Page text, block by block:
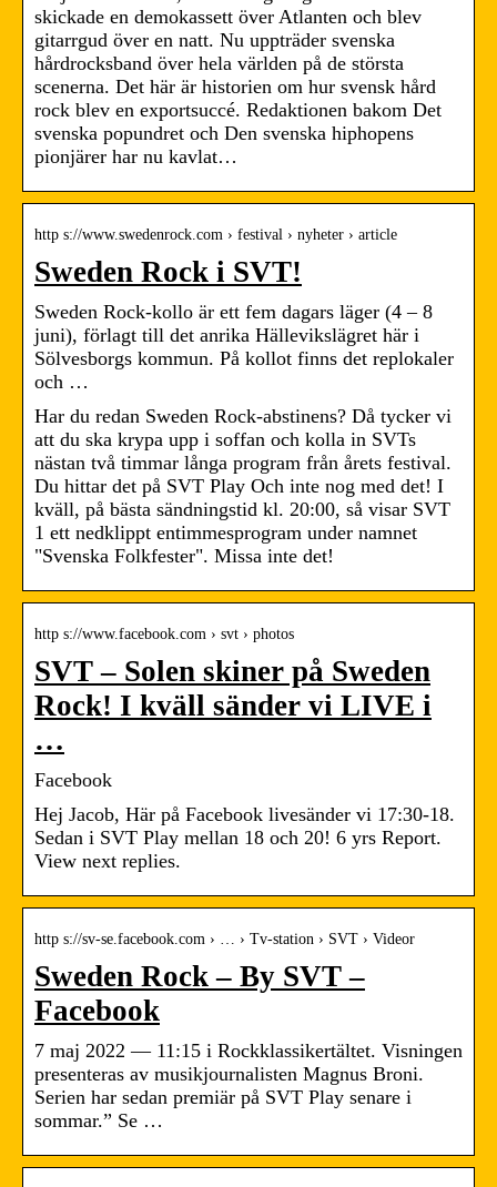
skickade en demokassett över Atlanten och blev
gitarrgud över en natt. Nu uppträder svenska
hårdrocksband över hela världen på de största
scenerna. Det här är historien om hur svensk hård
rock blev en exportsuccé. Redaktionen bakom Det
svenska popundret och Den svenska hiphopens
pionjärer har nu kavlat…
http s://www.swedenrock.com › festival › nyheter › article
Sweden Rock i SVT!
Sweden Rock-kollo är ett fem dagars läger (4 – 8
juni), förlagt till det anrika Hällevikslägret här i
Sölvesborgs kommun. På kollot finns det replokaler
och …
Har du redan Sweden Rock-abstinens? Då tycker vi
att du ska krypa upp i soffan och kolla in SVTs
nästan två timmar långa program från årets festival.
Du hittar det på SVT Play Och inte nog med det! I
kväll, på bästa sändningstid kl. 20:00, så visar SVT
1 ett nedklippt entimmesprogram under namnet
"Svenska Folkfester". Missa inte det!
http s://www.facebook.com › svt › photos
SVT – Solen skiner på Sweden
Rock! I kväll sänder vi LIVE i
…
Facebook
Hej Jacob, Här på Facebook livesänder vi 17:30-18.
Sedan i SVT Play mellan 18 och 20! 6 yrs Report.
View next replies.
http s://sv-se.facebook.com › … › Tv-station › SVT › Videor
Sweden Rock – By SVT –
Facebook
7 maj 2022 — 11:15 i Rockklassikertältet. Visningen
presenteras av musikjournalisten Magnus Broni.
Serien har sedan premiär på SVT Play senare i
sommar.” Se …